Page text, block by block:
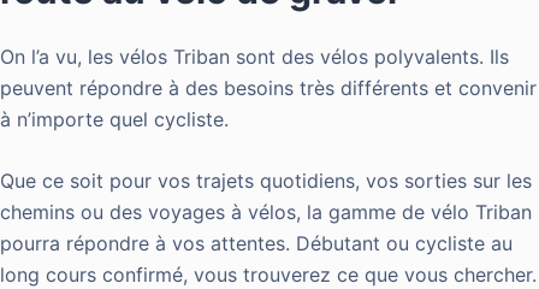
On l’a vu, les vélos Triban sont des vélos polyvalents. Ils
peuvent répondre à des besoins très différents et convenir
à n’importe quel cycliste.
Que ce soit pour vos trajets quotidiens, vos sorties sur les
chemins ou des voyages à vélos, la gamme de vélo Triban
pourra répondre à vos attentes. Débutant ou cycliste au
long cours confirmé, vous trouverez ce que vous chercher.